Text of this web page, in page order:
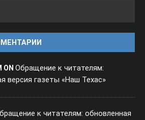
ON Обращение к читателям:
версия газеты «Наш Техас»
к читателям: обновленная